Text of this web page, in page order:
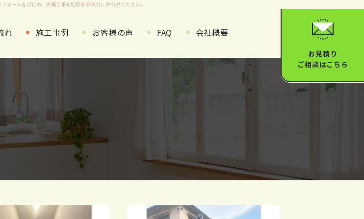
フォームをはじめ、外構工事も別府市のOWLにお任せください。
れ 施工事例 お客様の声 FAQ 会社概要
お見積り
ご相談はこちら